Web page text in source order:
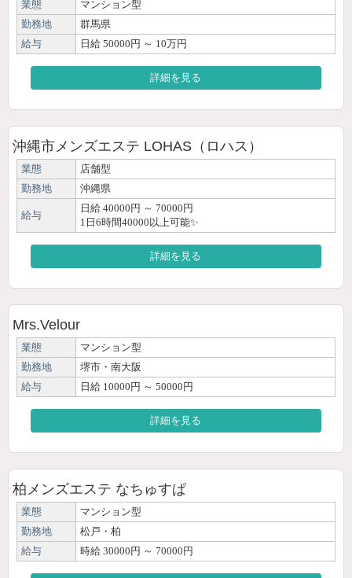
業態
マンション型
勤務地
群馬県
給与
日給 50000円 ～ 10万円
詳細を見る
沖縄市メンズエステ LOHAS（ロハス）
業態
店舗型
勤務地
沖縄県
給与
日給 40000円 ～ 70000円
1日6時間40000以上可能✨
詳細を見る
Mrs.Velour
業態
マンション型
勤務地
堺市・南大阪
給与
日給 10000円 ～ 50000円
詳細を見る
柏メンズエステ なちゅすぱ
業態
マンション型
勤務地
松戸・柏
給与
時給 30000円 ～ 70000円